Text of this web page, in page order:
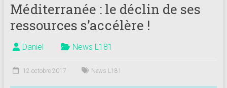
centres
de
plongée
adhérents
Méditerranée : le déclin de ses
ressources s’accélère !
Daniel News L181
12 octobre 2017 News L181